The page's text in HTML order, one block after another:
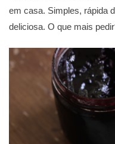
em casa. Simples, rápida
deliciosa. O que mais